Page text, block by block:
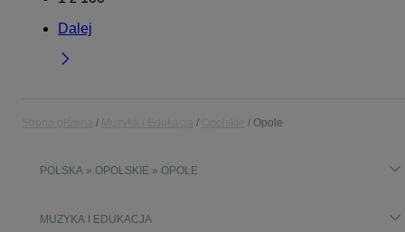
Dalej
Opole
POLSKA » OPOLSKIE » OPOLE
MUZYKA I EDUKACJA